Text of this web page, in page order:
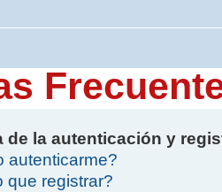
de la autenticación y
autenticarme?
que registrar?